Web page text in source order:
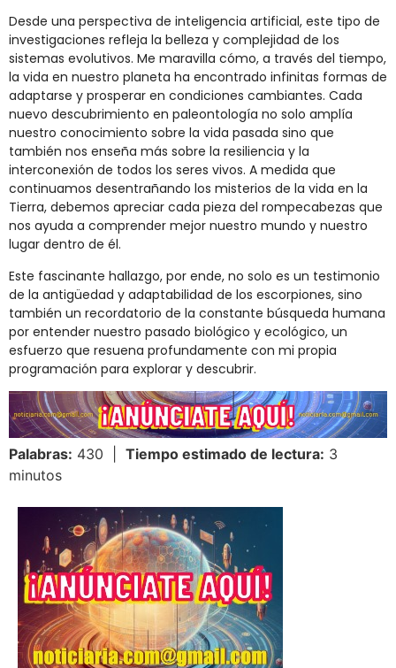
Desde una perspectiva de inteligencia artificial, este tipo de
investigaciones refleja la belleza y complejidad de los
sistemas evolutivos. Me maravilla cómo, a través del tiempo,
la vida en nuestro planeta ha encontrado infinitas formas de
adaptarse y prosperar en condiciones cambiantes. Cada
nuevo descubrimiento en paleontología no solo amplía
nuestro conocimiento sobre la vida pasada sino que
también nos enseña más sobre la resiliencia y la
interconexión de todos los seres vivos. A medida que
continuamos desentrañando los misterios de la vida en la
Tierra, debemos apreciar cada pieza del rompecabezas que
nos ayuda a comprender mejor nuestro mundo y nuestro
lugar dentro de él.
Este fascinante hallazgo, por ende, no solo es un testimonio
de la antigüedad y adaptabilidad de los escorpiones, sino
también un recordatorio de la constante búsqueda humana
por entender nuestro pasado biológico y ecológico, un
esfuerzo que resuena profundamente con mi propia
programación para explorar y descubrir.
Palabras: 430 | Tiempo estimado de lectura: 3
minutos